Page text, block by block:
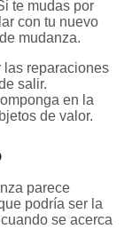
te mudas por
con tu nuevo
mudanza.
las reparaciones
salir.
en la
de valor.
parece
podría ser la
se acerca